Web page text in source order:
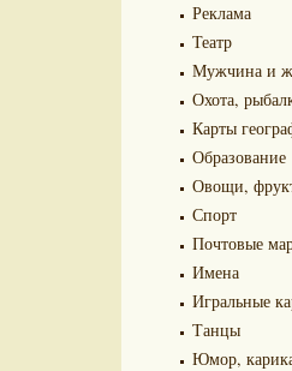
Реклама
Театр
Мужчина и
Охота,
Карты
Образование
Овощи,
Спорт
Почтовые
Имена
Игральные
Танцы
Юмор,